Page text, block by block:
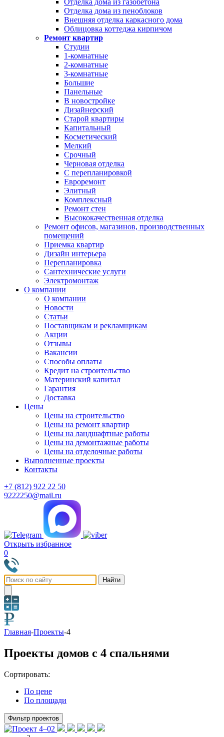
Отделка дома из газобетона
Отделка дома из пеноблоков
Внешняя отделка каркасного дома
Облицовка коттеджа кирпичом
Ремонт квартир
Студии
1-комнатные
2-комнатные
3-комнатные
Большие
Панельные
В новостройке
Дизайнерский
Старой квартиры
Капитальный
Косметический
Мелкий
Срочный
Черновая отделка
С перепланировкой
Евроремонт
Элитный
Комплексный
Ремонт стен
Высококачественная отделка
Ремонт офисов, магазинов, производственных
помещений
Приемка квартир
Дизайн интерьера
Перепланировка
Сантехнические услуги
Электромонтаж
О компании
О компании
Новости
Статьи
Поставщикам и рекламщикам
Акции
Отзывы
Вакансии
Способы оплаты
Кредит на строительство
Материнский капитал
Гарантия
Доставка
Цены
Цены на строительство
Цены на ремонт квартир
Цены на ландшафтные работы
Цены на демонтажные работы
Цены на отделочные работы
Выполненные проекты
Контакты
+7 (812) 922 22 50
9222250@mail.ru
Открыть избранное
0
Главная-Проекты-4
Проекты домов с 4 спальнями
Сортировать:
По цене
По площади
Фильтр проектов